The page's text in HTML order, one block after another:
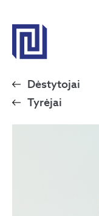
Dėstytojai
Tyrėjai